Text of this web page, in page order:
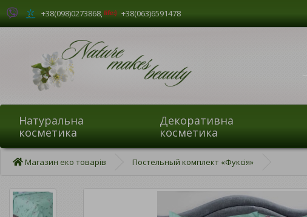
+38(098)0273868, +38(063)6591478
Натуральна
косметика
Декоративна
косметика
Магазин еко товарів Постельный комплект «Фуксія»